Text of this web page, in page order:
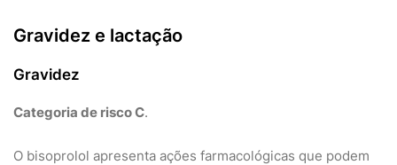
Gravidez e lactação
Gravidez
Categoria de risco C.
O bisoprolol apresenta ações farmacológicas que podem